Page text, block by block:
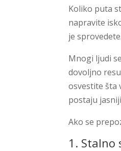
Koliko puta
napravite
je sprovedete.
Mnogi ljudi
dovoljno
osvestite šta
postaju
Ako se
1. Stalno